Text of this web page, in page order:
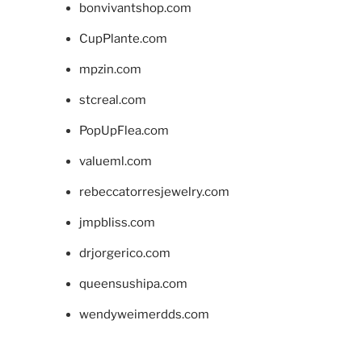
bonvivantshop.com
CupPlante.com
mpzin.com
stcreal.com
PopUpFlea.com
valueml.com
rebeccatorresjewelry.com
jmpbliss.com
drjorgerico.com
queensushipa.com
wendyweimerdds.com